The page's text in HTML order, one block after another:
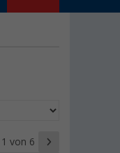
von 6